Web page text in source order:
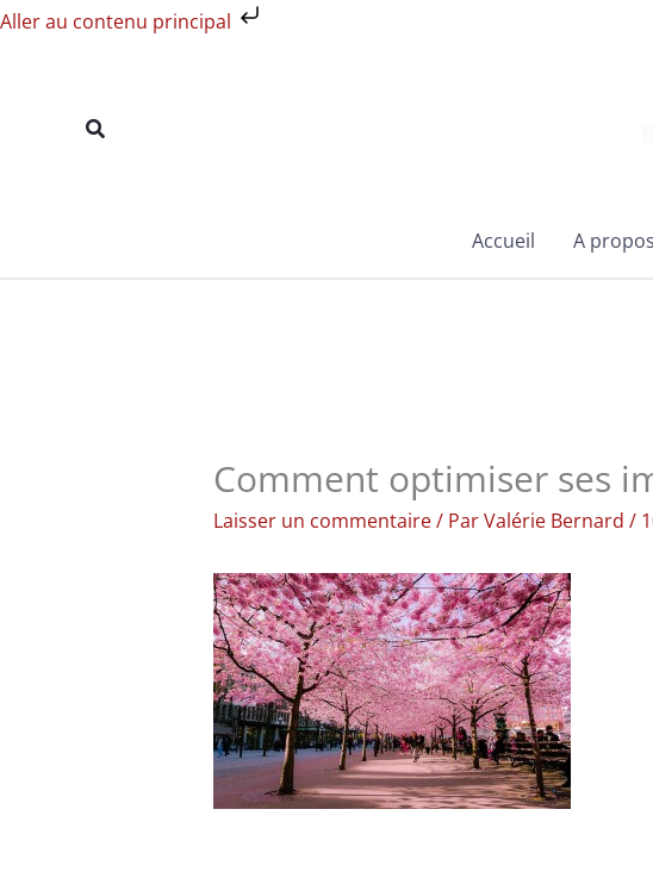
Aller au contenu principal
Aller
Rechercher
Accueil A propos
Comment optimiser ses
Laisser un commentaire/ ParValérie Bernard /